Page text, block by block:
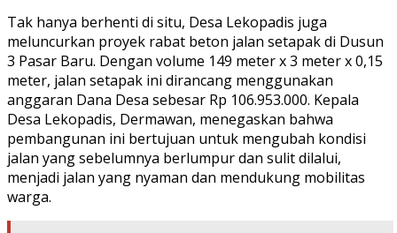
Tak hanya berhenti di situ, Desa Lekopadis juga
meluncurkan proyek rabat beton jalan setapak di Dusun
3 Pasar Baru. Dengan volume 149 meter x 3 meter x 0,15
meter, jalan setapak ini dirancang menggunakan
anggaran Dana Desa sebesar Rp 106.953.000. Kepala
Desa Lekopadis, Dermawan, menegaskan bahwa
pembangunan ini bertujuan untuk mengubah kondisi
jalan yang sebelumnya berlumpur dan sulit dilalui,
menjadi jalan yang nyaman dan mendukung mobilitas
warga.